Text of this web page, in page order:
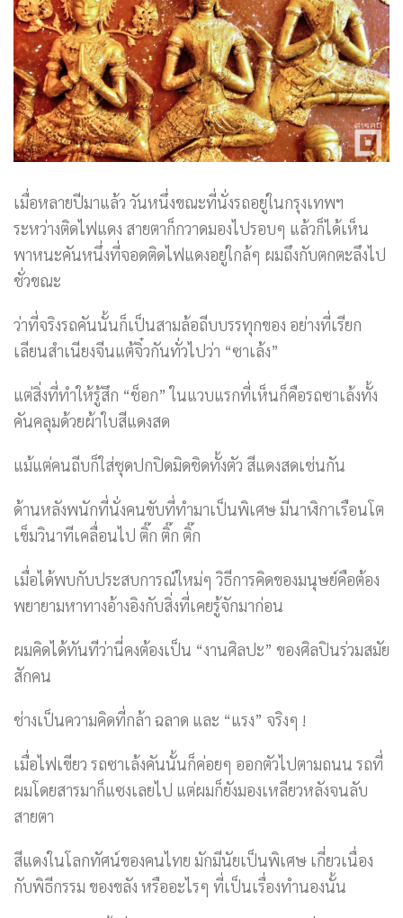
เมื่อหลายปีมาแล้ว วันหนึ่งขณะที่นั่งรถอยู่ในกรุงเทพฯ
ระหว่างติดไฟแดง สายตาก็กวาดมองไปรอบๆ แล้วก็ได้เห็น
พาหนะคันหนึ่งที่จอดติดไฟแดงอยู่ใกล้ๆ ผมถึงกับตกตะลึงไป
ชั่วขณะ
ว่าที่จริงรถคันนั้นก็เป็นสามล้อถีบบรรทุกของ อย่างที่เรียก
เลียนสำเนียงจีนแต้จิ๋วกันทั่วไปว่า “ซาเล้ง”
แต่สิ่งที่ทำให้รู้สึก “ช็อก” ในแวบแรกที่เห็นก็คือรถซาเล้งทั้ง
คันคลุมด้วยผ้าใบสีแดงสด
แม้แต่คนถีบก็ใส่ชุดปกปิดมิดชิดทั้งตัว สีแดงสดเช่นกัน
ด้านหลังพนักที่นั่งคนขับที่ทำมาเป็นพิเศษ มีนาฬิกาเรือนโต
เข็มวินาทีเคลื่อนไป ติ๊ก ติ๊ก ติ๊ก
เมื่อได้พบกับประสบการณ์ใหม่ๆ วิธีการคิดของมนุษย์คือต้อง
พยายามหาทางอ้างอิงกับสิ่งที่เคยรู้จักมาก่อน
ผมคิดได้ทันทีว่านี่คงต้องเป็น “งานศิลปะ” ของศิลปินร่วมสมัย
สักคน
ช่างเป็นความคิดที่กล้า ฉลาด และ “แรง” จริงๆ !
เมื่อไฟเขียว รถซาเล้งคันนั้นก็ค่อยๆ ออกตัวไปตามถนน รถที่
ผมโดยสารมาก็แซงเลยไป แต่ผมก็ยังมองเหลียวหลังจนลับ
สายตา
สีแดงในโลกทัศน์ของคนไทย มักมีนัยเป็นพิเศษ เกี่ยวเนื่อง
กับพิธีกรรม ของขลัง หรืออะไรๆ ที่เป็นเรื่องทำนองนั้น